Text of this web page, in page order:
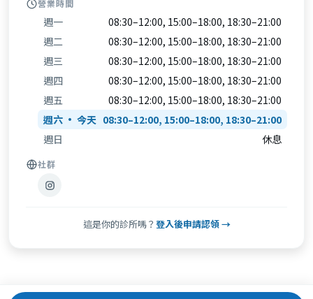
營業時間
週一
08:30–12:00, 15:00–18:00, 18:30–21:00
週二
08:30–12:00, 15:00–18:00, 18:30–21:00
週三
08:30–12:00, 15:00–18:00, 18:30–21:00
週四
08:30–12:00, 15:00–18:00, 18:30–21:00
週五
08:30–12:00, 15:00–18:00, 18:30–21:00
週六
08:30–12:00, 15:00–18:00, 18:30–21:00
週日
休息
社群
這是你的診所嗎？ 登入後申請認領 →